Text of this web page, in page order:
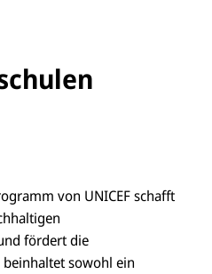
von UNICEF schafft
fördert die
sowohl ein